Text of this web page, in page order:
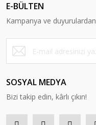
E-BÜLTEN
Kampanya ve
SOSYAL MEDYA
Bizi takip edin, kârlı çıkın!